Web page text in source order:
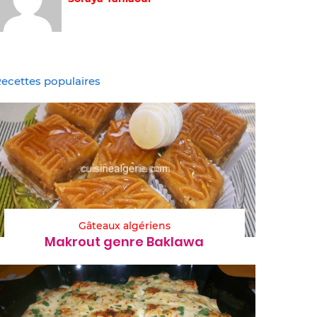
populaires
Gâteaux algériens
Makrout genre Baklawa